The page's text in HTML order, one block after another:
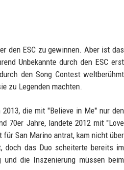
den ESC zu gewinnen. Aber ist das
Unbekannte durch den ESC erst
den Song Contest weltberühmt
zu Legenden machten.
die mit "Believe in Me" nur den
70er Jahre, landete 2012 mit "Love
für San Marino antrat, kam nicht über
doch das Duo scheiterte bereits im
die Inszenierung müssen beim